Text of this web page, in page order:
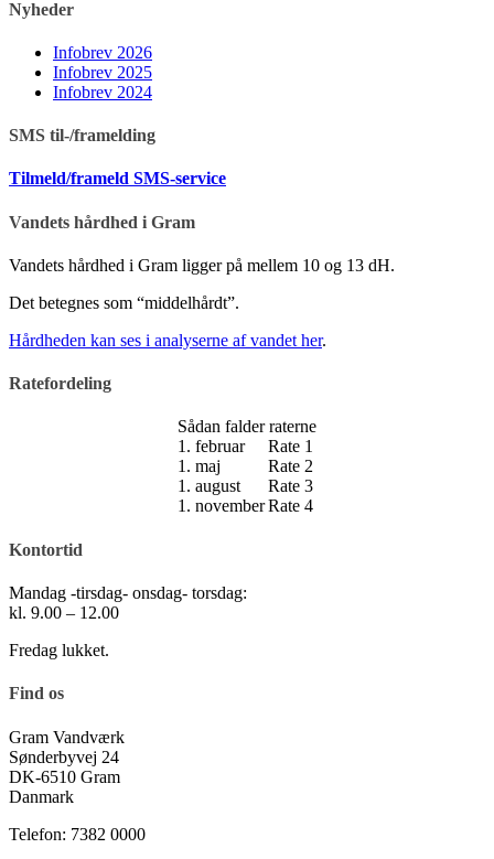
Nyheder
Infobrev 2026
Infobrev 2025
Infobrev 2024
SMS til-/framelding
Tilmeld/frameld SMS-service
Vandets hårdhed i Gram
Vandets hårdhed i Gram ligger på mellem 10 og 13 dH.
Det betegnes som “middelhårdt”.
Hårdheden kan ses i analyserne af vandet her.
Ratefordeling
Sådan falder raterne
1. februar
Rate 1
1. maj
Rate 2
1. august
Rate 3
1. novemberRate 4
Kontortid
Mandag -tirsdag- onsdag- torsdag:
kl. 9.00 – 12.00
Fredag lukket.
Find os
Gram Vandværk
Sønderbyvej 24
DK-6510 Gram
Danmark
Telefon: 7382 0000